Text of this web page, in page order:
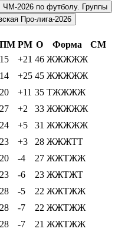
ЧМ-2026 по футболу. Группы
Про-лига-2026
ПМ РМ О Форма
СМ
15 +21 46 ЖЖЖЖЖ
14 +25 45 ЖЖЖЖЖ
20 +11 35 ТЖЖЖЖ
27 +2 33 ЖЖЖЖЖ
24 +5 31 ЖЖЖЖЖ
23 +3 28 ЖЖЖТТ
20 -4 27 ЖЖТЖЖ
23 -6 23 ЖЖТЖТ
28 -5 22 ЖЖТЖЖ
28 -7 22 ЖЖТЖЖ
28 -7 21 ЖЖТЖЖ